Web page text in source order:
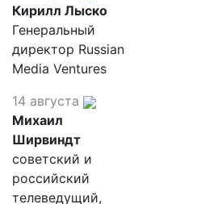
Кирилл Лыско
Генеральный
директор Russian
Media Ventures
14 августа
Михаил
Ширвиндт
советский и
российский
телеведущий,